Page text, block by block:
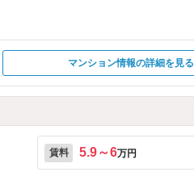
マンション情報の詳細を見る
賃料 5.9～6万円